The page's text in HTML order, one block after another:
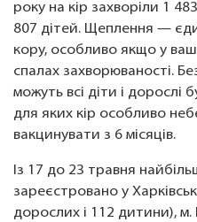
року на кір захворіли 1
807 дітей. Щеплення —
кору, особливо якщо у
спалах захворюваності.
можуть всі діти і дорослі
для яких кір особливо
вакцинувати з 6 місяців.
Із 17 до 23 травня
зареєстровано у
дорослих і 112 дитини), м.